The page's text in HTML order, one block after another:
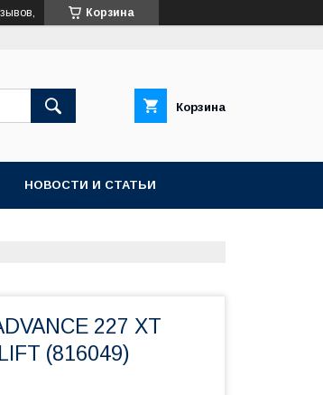
Корзина
Корзина
НОВОСТИ И СТАТЬИ
227 XT
(816049)